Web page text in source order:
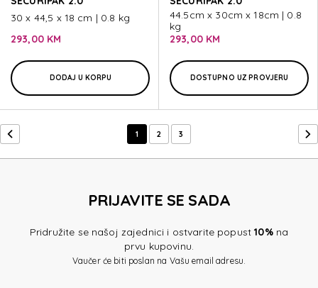
30 x 44,5 x 18 cm | 0.8 kg
293,00 KM
DODAJ U KORPU
44.5cm x 30cm x 18cm | 0.8
kg
293,00 KM
DOSTUPNO UZ PROVJERU
1 2 3
PRIJAVITE SE SADA
Pridružite se našoj zajednici i ostvarite popust10%na
prvu kupovinu.
Vaučer će biti poslan na Vašu email adresu.